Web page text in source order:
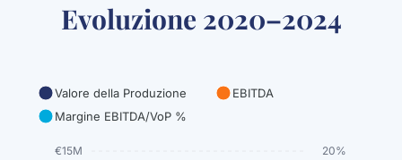
Evoluzione 2020–2024
20%
€15M
Valore della Produzione
EBITDA
Margine EBITDA/VoP %